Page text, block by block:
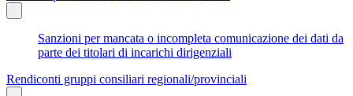
Sanzioni per mancata o incompleta comunicazione dei dati da
parte dei titolari di incarichi dirigenziali
Rendiconti gruppi consiliari regionali/provinciali